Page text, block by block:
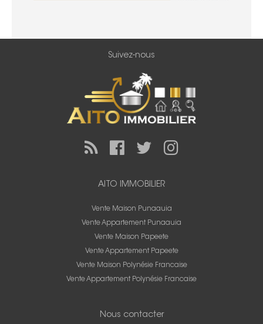
Suivez-nous
AITO IMMOBILIER
Vente Maison Punaauia
Vente Appartement Punaauia
Vente Maison Papeete
Vente Appartement Papeete
Vente Maison Polynésie Francaise
Vente Appartement Polynésie Francaise
Nous contacter